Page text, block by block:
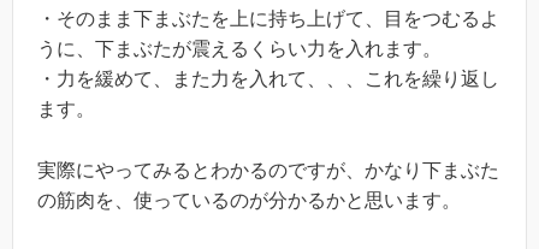
・そのまま下まぶたを上に持ち上げて、目をつむるよ
うに、下まぶたが震えるくらい力を入れます。
・力を緩めて、また力を入れて、、、これを繰り返し
ます。
実際にやってみるとわかるのですが、かなり下まぶた
の筋肉を、使っているのが分かるかと思います。